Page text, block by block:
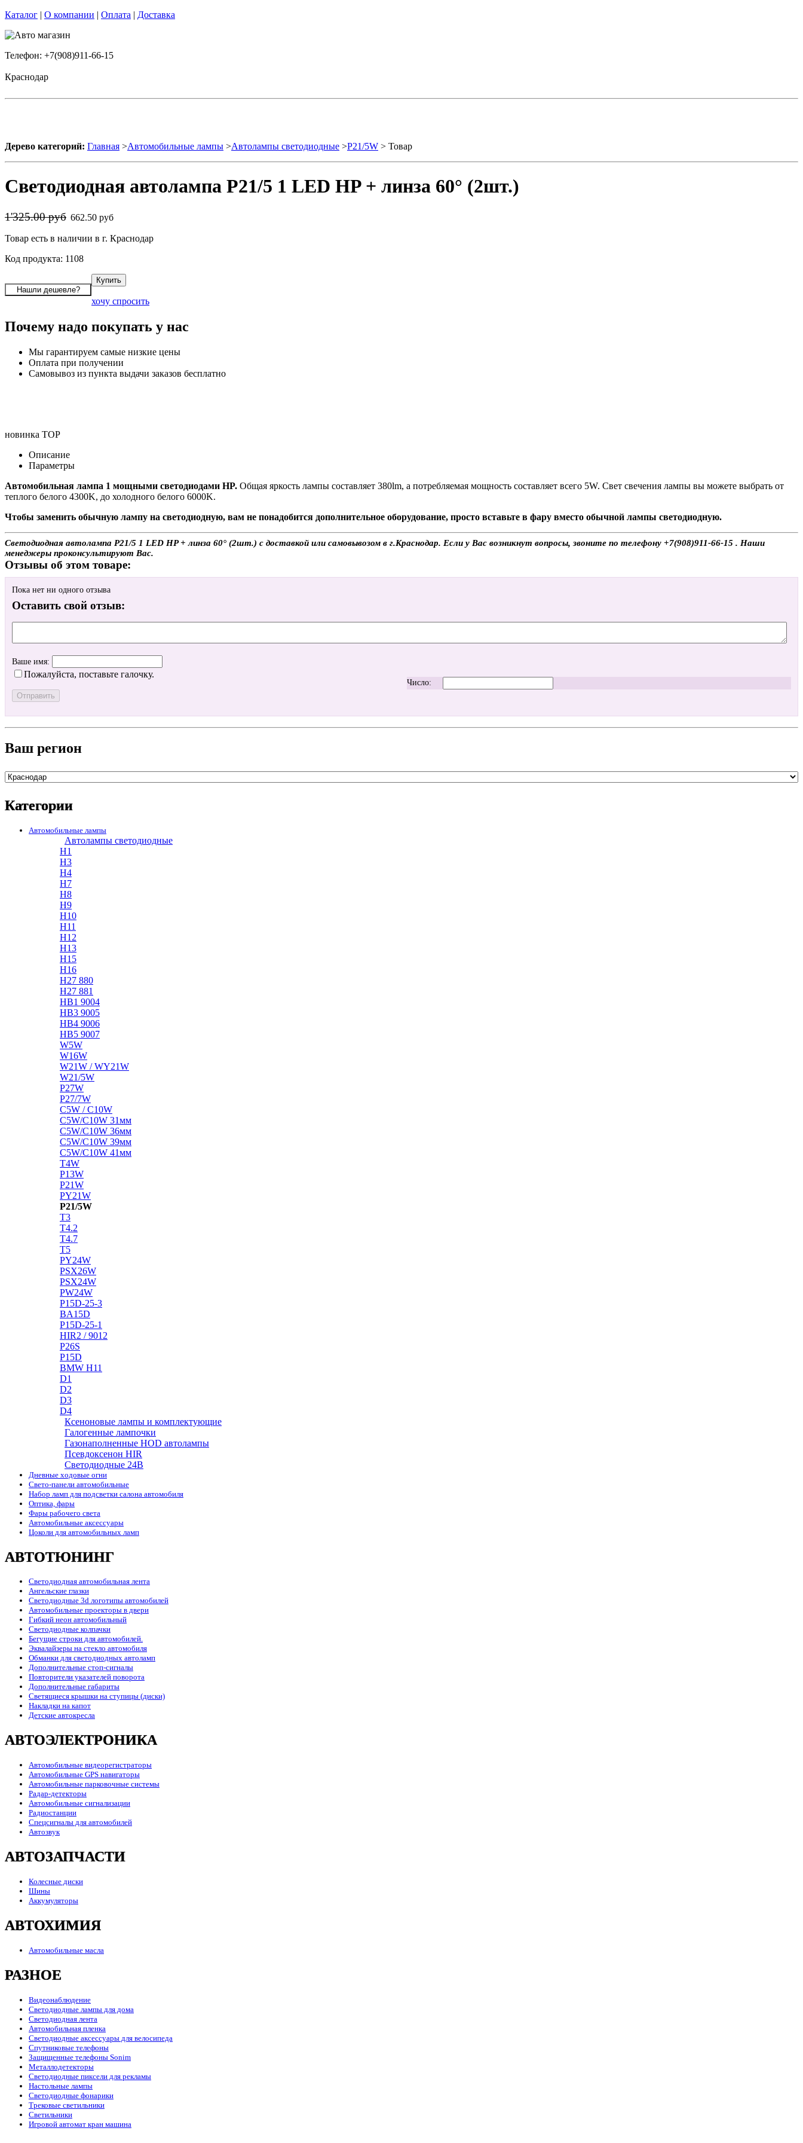
Каталог | О компании | Оплата | Доставка
Телефон: +7(908)911-66-15
Краснодар
Дерево категорий: Главная >Автомобильные лампы >Автолампы светодиодные >P21/5W > Товар
Светодиодная автолампа P21/5 1 LED HP + линза 60°­ (2шт.)
1'325.00 руб 662.50 руб
Товар есть в наличии в г. Краснодар
Код продукта: 1108
хочу спросить
Почему надо покупать у нас
Мы гарантируем самые низкие цены
Оплата при получении
Самовывоз из пункта выдачи заказов бесплатно
новинка TOP
Описание
Параметры
Автомобильная лампа 1 мощными светодиодами HP. Общая яркость лампы составляет 380lm, а потребляемая мощность составляет всего 5W. Свет свечения лампы вы можете выбрать от
теплого белого 4300K, до холодного белого 6000K.
Чтобы заменить обычную лампу на светодиодную, вам не понадобится дополнительное оборудование, просто вставьте в фару вместо обычной лампы светодиодную.
Светодиодная автолампа P21/5 1 LED HP + линза 60°­ (2шт.) с доставкой или самовывозом в г.Краснодар. Если у Вас возникнут вопросы, звоните по телефону +7(908)911-66-15 . Наши
менеджеры проконсультируют Вас.
Отзывы об этом товаре:
Пока нет ни одного отзыва
Оставить свой отзыв:
Ваше имя:
Пожалуйста, поставьте галочку.
Число:
Ваш регион
Категории
Автомобильные лампы
Автолампы светодиодные
H1
H3
H4
H7
H8
H9
H10
H11
H12
H13
H15
H16
H27 880
H27 881
HB1 9004
HB3 9005
HB4 9006
HB5 9007
W5W
W16W
W21W / WY21W
W21/5W
P27W
P27/7W
C5W / C10W
C5W/C10W 31мм
C5W/C10W 36мм
C5W/C10W 39мм
C5W/C10W 41мм
T4W
P13W
P21W
PY21W
P21/5W
T3
T4.2
T4.7
T5
PY24W
PSX26W
PSX24W
PW24W
P15D-25-3
BA15D
P15D-25-1
HIR2 / 9012
P26S
P15D
BMW H11
D1
D2
D3
D4
Ксеноновые лампы и комплектующие
Галогенные лампочки
Газонаполненные HOD автолампы
Псевдоксенон HIR
Cветодиодные 24B
Дневные ходовые огни
Свето-панели автомобильные
Набор ламп для подсветки салона автомобиля
Оптика, фары
Фары рабочего света
Автомобильные аксессуары
Цоколи для автомобильных ламп
АВТОТЮНИНГ
Светодиодная автомобильная лента
Ангельские глазки
Светодиодные 3d логотипы автомобилей
Автомобильные проекторы в двери
Гибкий неон автомобильный
Светодиодные колпачки
Бегущие строки для автомобилей.
Эквалайзеры на стекло автомобиля
Обманки для светодиодных автоламп
Дополнительные стоп-сигналы
Повторители указателей поворота
Дополнительные габариты
Светящиеся крышки на ступицы (диски)
Накладки на капот
Детские автокресла
АВТОЭЛЕКТРОНИКА
Автомобильные видеорегистраторы
Автомобильные GPS навигаторы
Автомобильные парковочные системы
Радар-детекторы
Автомобильные сигнализации
Радиостанции
Спецсигналы для автомобилей
Автозвук
АВТОЗАПЧАСТИ
Колесные диски
Шины
Аккумуляторы
АВТОХИМИЯ
Автомобильные масла
РАЗНОЕ
Видеонаблюдение
Светодиодные лампы для дома
Светодиодная лента
Автомобильная пленка
Светодиодные аксессуары для велосипеда
Спутниковые телефоны
Защищенные телефоны Sonim
Металлодетекторы
Светодиодные пиксели для рекламы
Настольные лампы
Светодиодные фонарики
Трековые светильники
Светильники
Игровой автомат кран машина